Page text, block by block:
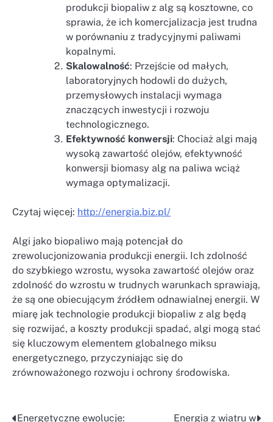
produkcji biopaliw z alg są kosztowne, co
sprawia, że ich komercjalizacja jest trudna
w porównaniu z tradycyjnymi paliwami
kopalnymi.
Skalowalność: Przejście od małych,
laboratoryjnych hodowli do dużych,
przemysłowych instalacji wymaga
znaczących inwestycji i rozwoju
technologicznego.
Efektywność konwersji: Chociaż algi mają
wysoką zawartość olejów, efektywność
konwersji biomasy alg na paliwa wciąż
wymaga optymalizacji.
Czytaj więcej: http://energia.biz.pl/
Algi jako biopaliwo mają potencjał do
zrewolucjonizowania produkcji energii. Ich zdolność
do szybkiego wzrostu, wysoka zawartość olejów oraz
zdolność do wzrostu w trudnych warunkach sprawiają,
że są one obiecującym źródłem odnawialnej energii. W
miarę jak technologie produkcji biopaliw z alg będą
się rozwijać, a koszty produkcji spadać, algi mogą stać
się kluczowym elementem globalnego miksu
energetycznego, przyczyniając się do
zrównoważonego rozwoju i ochrony środowiska.
Energetyczne ewolucje:
Energia z wiatru w